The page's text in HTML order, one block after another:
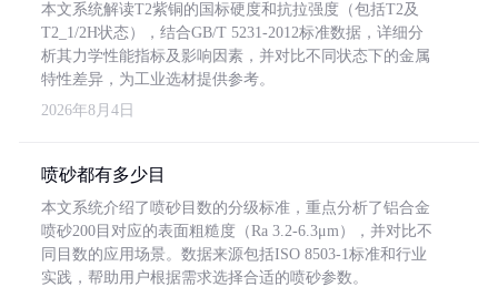
本文系统解读T2紫铜的国标硬度和抗拉强度（包括T2及
T2_1/2H状态），结合GB/T 5231-2012标准数据，详细分
析其力学性能指标及影响因素，并对比不同状态下的金属
特性差异，为工业选材提供参考。
2026年8月4日
喷砂都有多少目
本文系统介绍了喷砂目数的分级标准，重点分析了铝合金
喷砂200目对应的表面粗糙度（Ra 3.2-6.3μm），并对比不
同目数的应用场景。数据来源包括ISO 8503-1标准和行业
实践，帮助用户根据需求选择合适的喷砂参数。